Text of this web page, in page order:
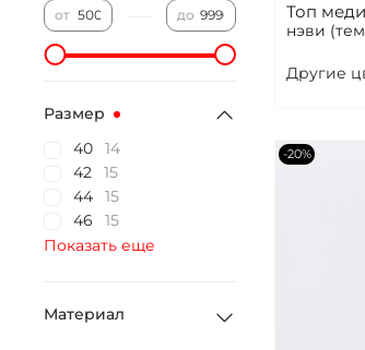
Топ
нэви
Другие
-20%
от до
Размер
40
14
42
15
44
15
46
15
Показать еще
Материал